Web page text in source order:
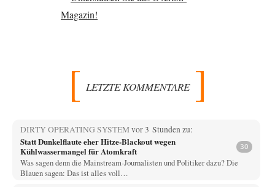
LETZTE KOMMENTARE
DIRTY OPERATING SYSTEMvor 3 Stunden zu:
Statt Dunkelflaute eher Hitze-Blackout wegen
Kühlwassermangel für Atomkraft
30
Was sagen denn die Mainstream-Journalisten und Politiker dazu? Die
Blauen sagen: Das ist alles voll…